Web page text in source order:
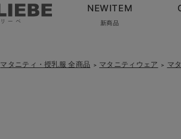
NEWITEM
新商品
マタニティ・授乳服 全商品 ＞ マタニティウェア ＞ マ